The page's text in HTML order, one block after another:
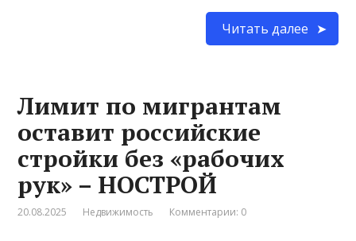
Читать далее
Лимит по мигрантам
оставит российские
стройки без «рабочих
рук» – НОСТРОЙ
20.08.2025 Недвижимость Комментарии: 0